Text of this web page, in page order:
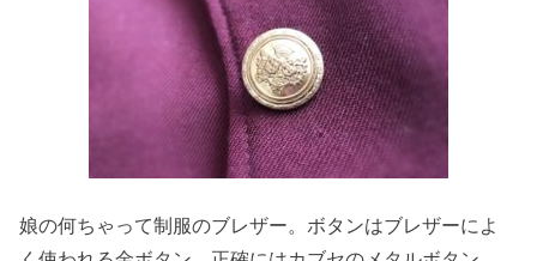
娘の何ちゃって制服のブレザー。ボタンはブレザーによ